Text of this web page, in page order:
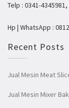
Telp : 0341-
Hp | WhatsApp :
Recent Posts
Jual Mesin Meat
Jual Mesin Mixer